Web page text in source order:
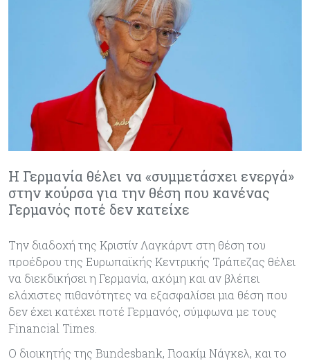
Η Γερμανία θέλει να «συμμετάσχει ενεργά»
στην κούρσα για την θέση που κανένας
Γερμανός ποτέ δεν κατείχε
Την διαδοχή της Κριστίν Λαγκάρντ στη θέση του
προέδρου της Ευρωπαϊκής Κεντρικής Τράπεζας θέλει
να διεκδικήσει η Γερμανία, ακόμη και αν βλέπει
ελάχιστες πιθανότητες να εξασφαλίσει μια θέση που
δεν έχει κατέχει ποτέ Γερμανός, σύμφωνα με τους
Financial Times.
Ο διοικητής της Bundesbank, Γιοακίμ Νάγκελ, και το